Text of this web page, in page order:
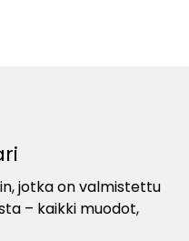
jotka on valmistettu
– kaikki muodot,